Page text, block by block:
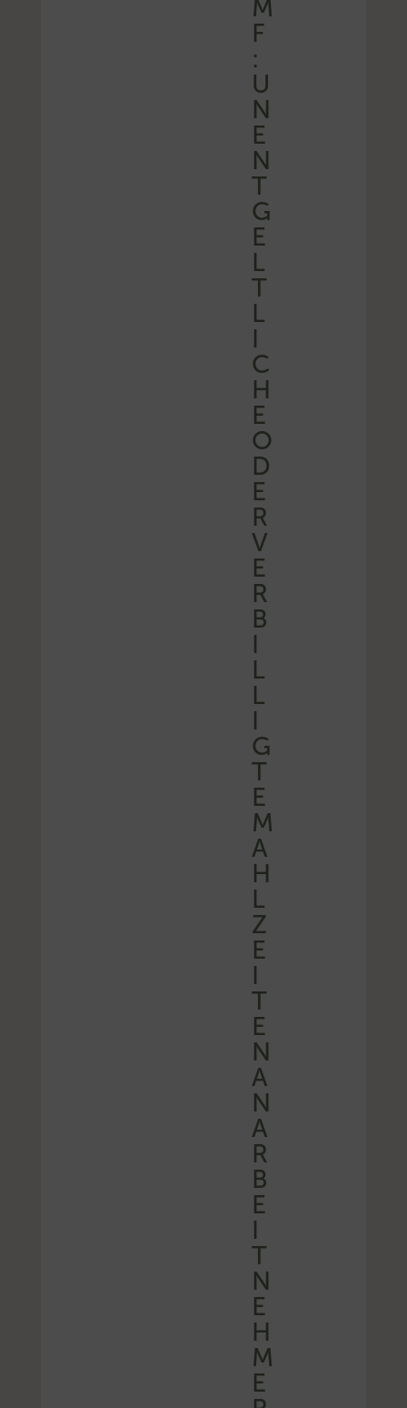
M
F
:
U
N
E
N
T
G
E
L
T
L
I
C
H
E
O
D
E
R
V
E
R
B
I
L
L
I
G
T
E
M
A
H
L
Z
E
I
T
E
N
A
N
A
R
B
E
I
T
N
E
H
M
E